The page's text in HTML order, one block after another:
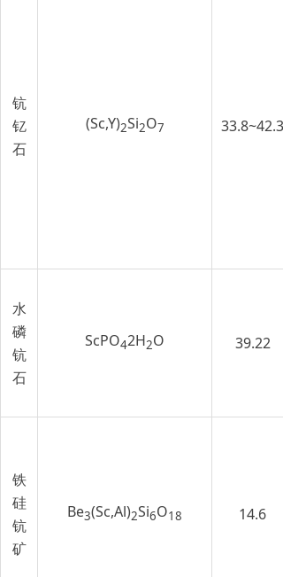
钪
钇
石
(Sc,Y)2Si2O7 33.8~42.3
水
磷
钪
石
ScPO42H2O 39.22
铁
硅
钪
矿
Be3(Sc,Al)2Si6O18 14.6